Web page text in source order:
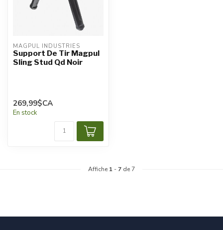
MAGPUL INDUSTRIES
Support De Tir Magpul
Sling Stud Qd Noir
269,99$CA
En stock
Affiche 1 -7 de 7